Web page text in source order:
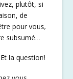
plutôt, si
de
pour vous,
subsumé…
la question!